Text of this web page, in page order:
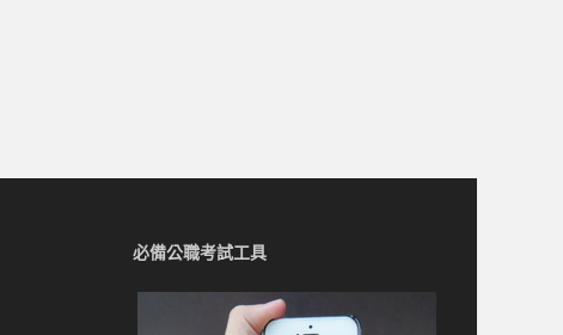
必備公職考試工具